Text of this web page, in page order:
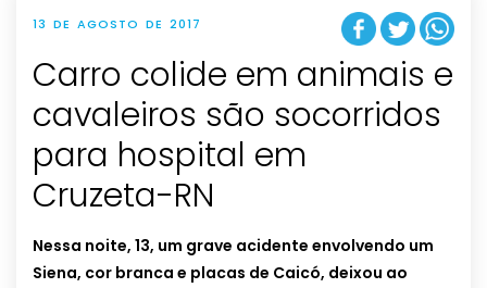
13 DE AGOSTO DE 2017
Carro colide em animais e
cavaleiros são socorridos
para hospital em
Cruzeta-RN
Nessa noite, 13, um grave acidente envolvendo um
Siena, cor branca e placas de Caicó, deixou ao